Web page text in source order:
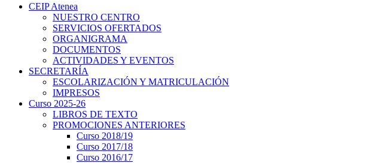
CEIP Atenea
NUESTRO CENTRO
SERVICIOS OFERTADOS
ORGANIGRAMA
DOCUMENTOS
ACTIVIDADES Y EVENTOS
SECRETARÍA
ESCOLARIZACIÓN Y MATRICULACIÓN
IMPRESOS
Curso 2025-26
LIBROS DE TEXTO
PROMOCIONES ANTERIORES
Curso 2018/19
Curso 2017/18
Curso 2016/17